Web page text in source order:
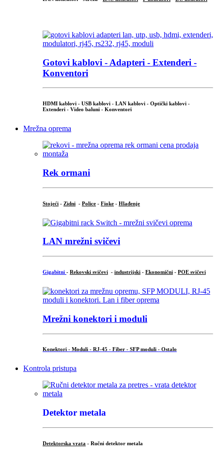
Gotovi kablovi - Adapteri - Extenderi -
Konventori
HDMI kablovi - USB kablovi - LAN kablovi - Optički kablovi -
Extenderi - Video baluni - Konventori
Mrežna oprema
Rek ormani
Stojeći - Zidni - Police - Fioke - Hlađenje
LAN mrežni svičevi
Gigabitni - Rekovski svičevi - industrijski - Ekonomični - POE svičevi
Mrežni konektori i moduli
Konektori - Moduli - RJ-45 - Fiber - SFP moduli - Ostalo
Kontrola pristupa
Detektor metala
Detektorska vrata - Ručni detektor metala